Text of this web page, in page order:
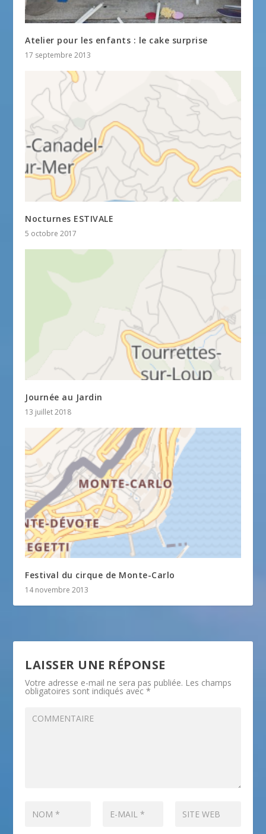
Atelier pour les enfants : le cake surprise
17 septembre 2013
Nocturnes ESTIVALE
5 octobre 2017
Journée au Jardin
13 juillet 2018
Festival du cirque de Monte-Carlo
14 novembre 2013
LAISSER UNE RÉPONSE
Votre adresse e-mail ne sera pas publiée. Les champs
obligatoires sont indiqués avec*